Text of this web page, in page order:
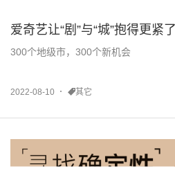
爱奇艺让“剧”与“城”抱得更紧了
300个地级市，300个新机会
2022-08-10 其它